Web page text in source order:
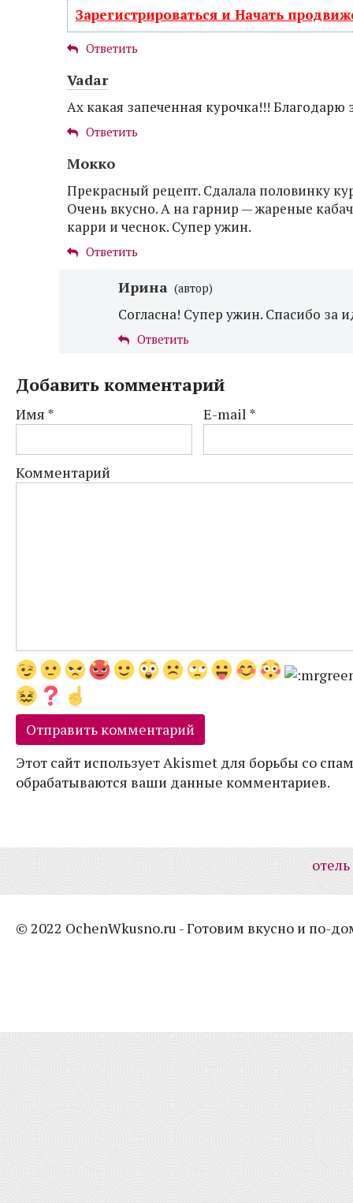
Зарегистрироваться и Начать
Ответить
Vadar
Ах какая запеченная курочка!!! Благодарю
Ответить
Мокко
Прекрасный рецепт. Сдалала половинку
Очень вкусно. А на гарнир — жареные
карри и чеснок. Супер ужин.
Ответить
Ирина (автор)
Согласна! Супер ужин. Спасибо за
Ответить
Добавить комментарий
Имя * E-mail *
Комментарий
Этот сайт использует Akismet для борьбы со
обрабатываются ваши данные комментариев.
© 2022 OchenWkusno.ru - Готовим вкусно и по-